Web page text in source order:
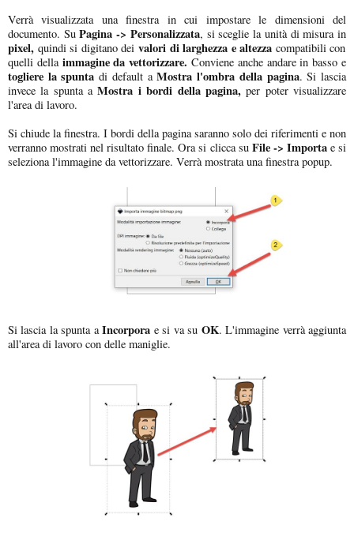
Verrà visualizzata una finestra in cui impostare le dimensioni del
documento. SuPagina -> Personalizzata, si sceglie la unità di misura in
pixel, quindi si digitano dei valori di larghezza e altezza compatibili con
quelli della immagine da vettorizzare. Conviene anche andare in basso e
togliere la spunta di default aMostra l'ombra della pagina. Si lascia
invece la spunta aMostra i bordi della pagina, per poter visualizzare
l'area di lavoro.
Si chiude la finestra. I bordi della pagina saranno solo dei riferimenti e non
verranno mostrati nel risultato finale. Ora si clicca su File -> Importae si
seleziona l'immagine da vettorizzare. Verrà mostrata una finestra popup.
Si lascia la spunta aIncorpora e si va su OK. L'immagine verrà aggiunta
all'area di lavoro con delle maniglie.